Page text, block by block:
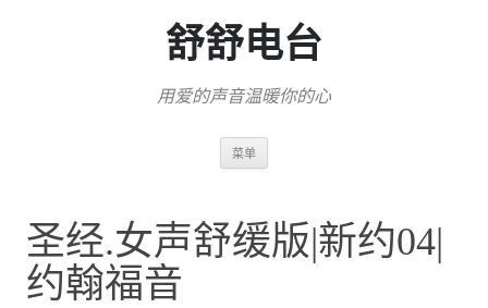
舒舒电台
用爱的声音温暖你的心
菜单
圣经.女声舒缓版|新约04|
约翰福音